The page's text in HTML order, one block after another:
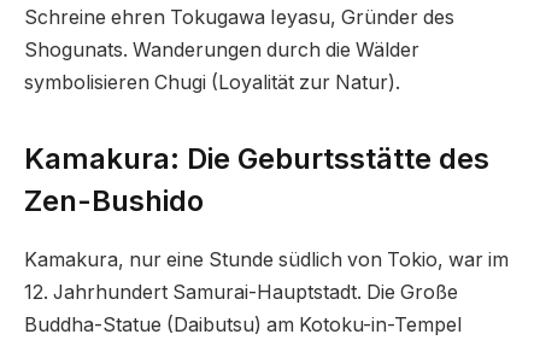
Schreine ehren Tokugawa Ieyasu, Gründer des
Shogunats. Wanderungen durch die Wälder
symbolisieren Chugi (Loyalität zur Natur).
Kamakura: Die Geburtsstätte des
Zen-Bushido
Kamakura, nur eine Stunde südlich von Tokio, war im
12. Jahrhundert Samurai-Hauptstadt. Die Große
Buddha-Statue (Daibutsu) am Kotoku-in-Tempel